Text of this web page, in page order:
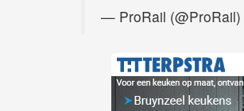
— ProRail (@ProRail)